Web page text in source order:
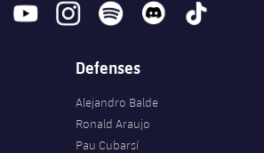
youtubeinstagramspotify discord tiktok
Defenses
Alejandro Balde
Ronald Araujo
Pau Cubarsí